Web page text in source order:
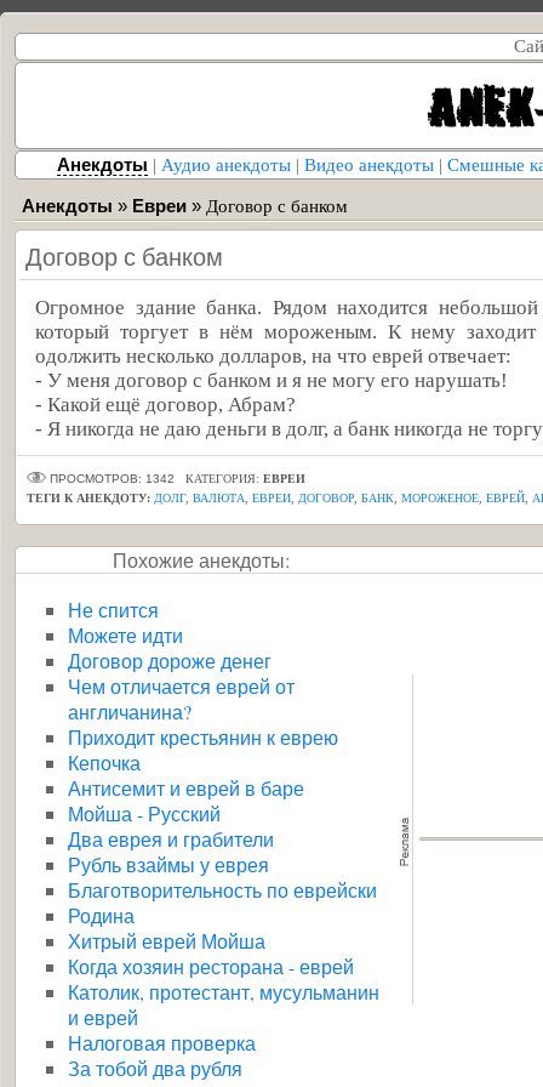
Анекдоты | Аудио анекдоты | Видео анекдоты | Смешные
Анекдоты » Евреи » Договор с банком
Договор с банком
Огромное здание банка. Рядом находится небольшой
который торгует в нём мороженым. К нему заходит
одолжить несколько долларов, на что еврей отвечает:
- У меня договор с банком и я не могу его нарушать!
- Какой ещё договор, Абрам?
- Я никогда не даю деньги в долг, а банк никогда не
ПРОСМОТРОВ: 1342 КАТЕГОРИЯ: ЕВРЕИ
ТЕГИ К АНЕКДОТУ: ДОЛГ, ВАЛЮТА ЕВРЕИ ДОГОВОР БАНК МОРОЖЕНОЕ ЕВРЕЙ
Похожие анекдоты:
Не спится
Можете идти
Договор дороже денег
Чем отличается еврей от
англичанина?
Приходит крестьянин к еврею
Кепочка
Антисемит и еврей в баре
Мойша - Русский
Два еврея и грабители
Рубль взаймы у еврея
Благотворительность по еврейски
Родина
Хитрый еврей Мойша
Когда хозяин ресторана - еврей
Католик, протестант, мусульманин
и еврей
Налоговая проверка
За тобой два рубля